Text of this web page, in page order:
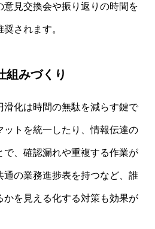
見交換会や振り返りの時間を
されます。
組みづくり
滑化は時間の無駄を減らす鍵で
ットを統一したり、情報伝達の
で、確認漏れや重複する作業が
通の業務進捗表を持つなど、誰
かを見える化する対策も効果が